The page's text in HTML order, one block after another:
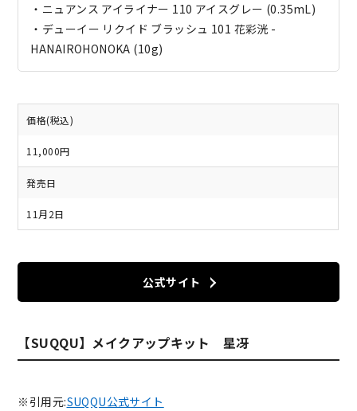
・ニュアンス アイライナー 110 アイスグレー (0.35mL)
・デューイー リクイド ブラッシュ 101 花彩洸 -
HANAIROHONOKA (10g)
価格(税込)
11,000円
発売日
11月2日
公式サイト
【SUQQU】メイクアップキット 星冴
※引用元:SUQQU公式サイト